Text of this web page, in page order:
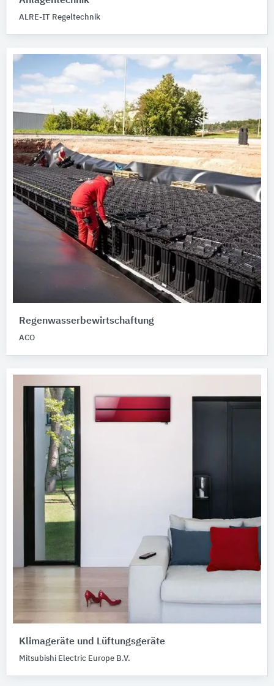
ALRE-IT Regeltechnik
Regenwasserbewirtschaftung
ACO
Klimageräte und Lüftungsgeräte
Mitsubishi Electric Europe B.V.